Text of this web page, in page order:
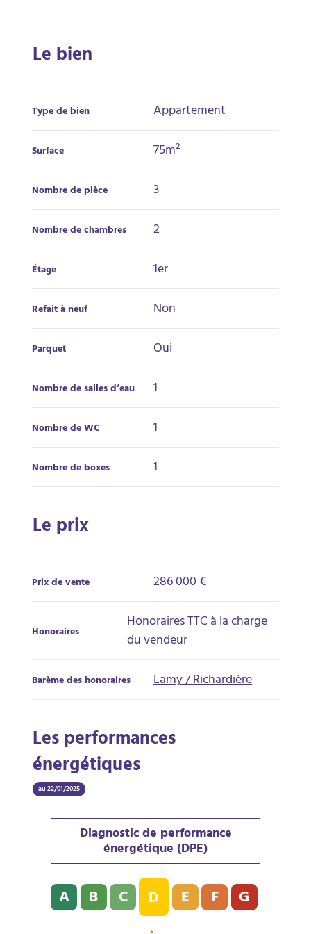
Le bien
Type de bien Appartement
Surface 75m²
Nombre de pièce 3
Nombre de chambres 2
Étage 1er
Refait à neuf Non
Parquet Oui
Nombre de salles d’eau 1
Nombre de WC 1
Nombre de boxes 1
Le prix
Prix de vente 286 000 €
Honoraires Honoraires TTC à la charge
du vendeur
Barème des honoraires Lamy / Richardière
Les performances
énergétiques
au 22/01/2025
Diagnostic de performance
énergétique (DPE)
Diagnostic de performance énergétique (DPE) : D -
A B C D E F G